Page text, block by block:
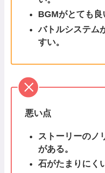
BGMがとても良
バトルシステム
すい。
悪い点
ストーリーのノ
がある。
石がたまりにく